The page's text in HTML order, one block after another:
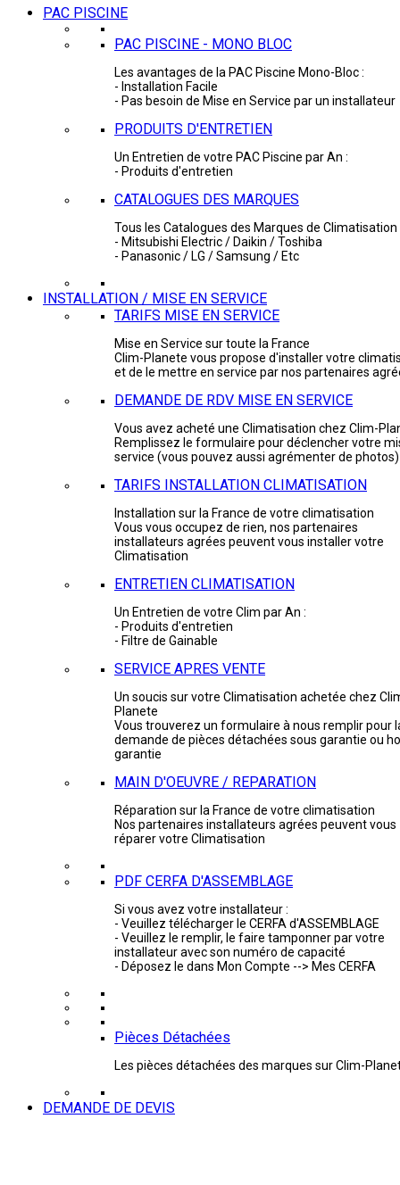
PAC PISCINE
PAC PISCINE - MONO BLOC
Les avantages de la PAC Piscine Mono-Bloc :
- Installation Facile
- Pas besoin de Mise en Service par un installateur
PRODUITS D'ENTRETIEN
Un Entretien de votre PAC Piscine par An :
- Produits d'entretien
CATALOGUES DES MARQUES
Tous les Catalogues des Marques de Climatisation
- Mitsubishi Electric / Daikin / Toshiba
- Panasonic / LG / Samsung / Etc
INSTALLATION / MISE EN SERVICE
TARIFS MISE EN SERVICE
Mise en Service sur toute la France
Clim-Planete vous propose d'installer votre
et de le mettre en service par nos partenaires
DEMANDE DE RDV MISE EN SERVICE
Vous avez acheté une Climatisation chez Clim-
Remplissez le formulaire pour déclencher votre
service (vous pouvez aussi agrémenter de photos)
TARIFS INSTALLATION CLIMATISATION
Installation sur la France de votre climatisation
Vous vous occupez de rien, nos partenaires
installateurs agrées peuvent vous installer votre
Climatisation
ENTRETIEN CLIMATISATION
Un Entretien de votre Clim par An :
- Produits d'entretien
- Filtre de Gainable
SERVICE APRES VENTE
Un soucis sur votre Climatisation achetée chez
Planete
Vous trouverez un formulaire à nous remplir pour
demande de pièces détachées sous garantie ou
garantie
MAIN D'OEUVRE / REPARATION
Réparation sur la France de votre climatisation
Nos partenaires installateurs agrées peuvent vous
réparer votre Climatisation
PDF CERFA D'ASSEMBLAGE
Si vous avez votre installateur :
- Veuillez télécharger le CERFA d'ASSEMBLAGE
- Veuillez le remplir, le faire tamponner par votre
installateur avec son numéro de capacité
- Déposez le dans Mon Compte --> Mes CERFA
Pièces Détachées
Les pièces détachées des marques sur Clim-
DEMANDE DE DEVIS